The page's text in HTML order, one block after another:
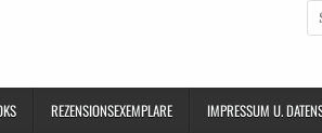
REZENSIONSEXEMPLARE IMPRESSUM U.